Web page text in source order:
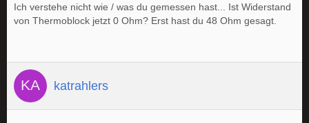
Ich verstehe nicht wie / was du gemessen hast... Ist Widerstand
von Thermoblock jetzt 0 Ohm? Erst hast du 48 Ohm gesagt.
katrahlers